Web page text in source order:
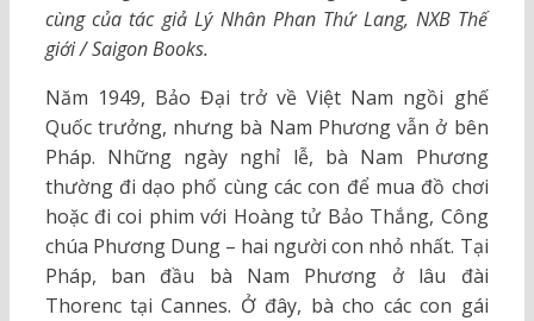
cùng của tác giả Lý Nhân Phan Thứ Lang, NXB Thế
giới / Saigon Books.
Năm 1949, Bảo Đại trở về Việt Nam ngồi ghế
Quốc trưởng, nhưng bà Nam Phương vẫn ở bên
Pháp. Những ngày nghỉ lễ, bà Nam Phương
thường đi dạo phố cùng các con để mua đồ chơi
hoặc đi coi phim với Hoàng tử Bảo Thắng, Công
chúa Phương Dung – hai người con nhỏ nhất. Tại
Pháp, ban đầu bà Nam Phương ở lâu đài
Thorenc tại Cannes. Ở đây, bà cho các con gái